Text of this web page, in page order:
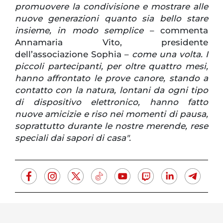
promuovere la condivisione e mostrare alle
nuove generazioni quanto sia bello stare
insieme, in modo semplice – commenta
Annamaria Vito, presidente
dell’associazione Sophia – come una volta. I
piccoli partecipanti, per oltre quattro mesi,
hanno affrontato le prove canore, stando a
contatto con la natura, lontani da ogni tipo
di dispositivo elettronico, hanno fatto
nuove amicizie e riso nei momenti di pausa,
soprattutto durante le nostre merende, rese
speciali dai sapori di casa".